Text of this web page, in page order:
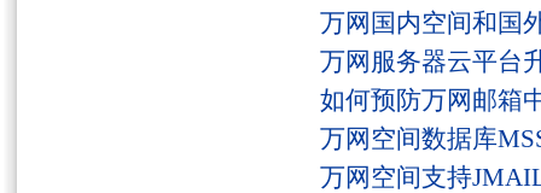
万网国内空间和国
万网服务器云平台
如何预防万网邮箱
万网空间数据库
万网空间支持